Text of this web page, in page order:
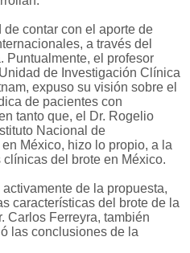
contar con el aporte de
a través del
Puntualmente, el profesor
de Investigación Clínica
expuso su visión sobre el
de pacientes con
tanto que, el Dr. Rogelio
Nacional de
México, hizo lo propio, a la
del brote en México.
de la propuesta,
características del brote de la
Carlos Ferreyra, también
las conclusiones de la